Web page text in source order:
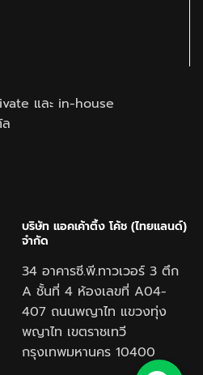
และ in-house
บริษัท แอคเค้าติ้ง โค้ช (ไทยแลนด์)
จำกัด
34 อาคารซี.พี.ทาวเวอร์ 3 ตึก
A ชั้นที่ 4 ห้องเลขที่ A04-
407 ถนนพญาไท แขวงทุ่ง
พญาไท เขตราชเทวี
กรุงเทพมหานคร 10400